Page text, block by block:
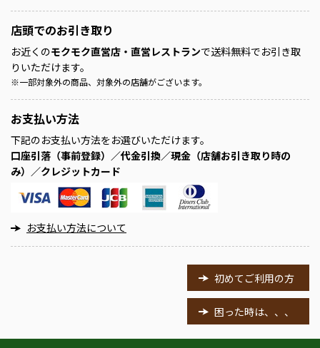
店頭でのお引き取り
お近くのモクモク直営店・直営レストランで送料無料でお引き取
りいただけます。
※一部対象外の商品、対象外の店舗がございます。
お支払い方法
下記のお支払い方法をお選びいただけます。
口座引落（事前登録）／代金引換／現金（店舗お引き取り時の
み）／クレジットカード
お支払い方法について
初めてご利用の方
困った時は、、、